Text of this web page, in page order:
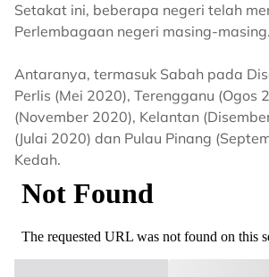
Setakat ini, beberapa negeri telah
Perlembagaan negeri masing-masing.
Antaranya, termasuk Sabah pada
Perlis (Mei 2020), Terengganu (Ogos
(November 2020), Kelantan
(Julai 2020) dan Pulau Pinang
Kedah.